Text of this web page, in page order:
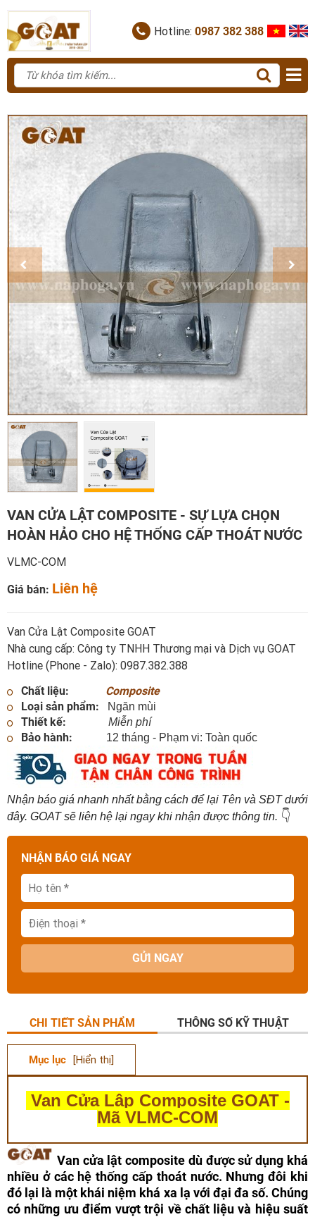
Hotline: 0987 382 388
VAN CỬA LẬT COMPOSITE - SỰ LỰA CHỌN
HOÀN HẢO CHO HỆ THỐNG CẤP THOÁT NƯỚC
VLMC-COM
Giá bán: Liên hệ
Van Cửa Lật Composite GOAT
Nhà cung cấp: Công ty TNHH Thương mại và Dịch vụ GOAT
Hotline (Phone - Zalo): 0987.382.388
Chất liệu:
Composite
Loại sản phẩm:
Ngăn mùi
Thiết kế: Miễn phí
Bảo hành: 12 tháng - Phạm vi: Toàn quốc
Nhận báo giá nhanh nhất bằng cách để lại Tên và SĐT dưới
đây. GOAT sẽ liên hệ lại ngay khi nhận được thông tin. 👇
NHẬN BÁO GIÁ NGAY
GỬI NGAY
CHI TIẾT SẢN PHẨM THÔNG SỐ KỸ THUẬT
Mục lục [Hiển thị]
Van Cửa Lập Composite GOAT -
Mã VLMC-COM
Van cửa lật composite dù được sử dụng khá
nhiều ở các hệ thống cấp thoát nước. Nhưng đôi khi
đó lại là một khái niệm khá xa lạ với đại đa số. Chúng
có những ưu điểm vượt trội về chất liệu và hiệu suất